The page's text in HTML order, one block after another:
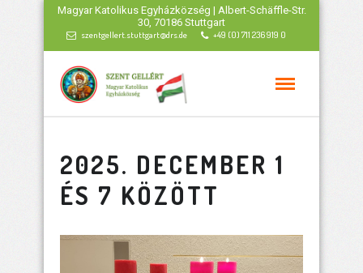
Magyar Katolikus Egyházközség | Albert-Schäffle-Str.
30, 70186 Stuttgart
szentgellert.stuttgart@drs.de +49 (0) 711 236 919 0
2025. DECEMBER 1
ÉS 7 KÖZÖTT